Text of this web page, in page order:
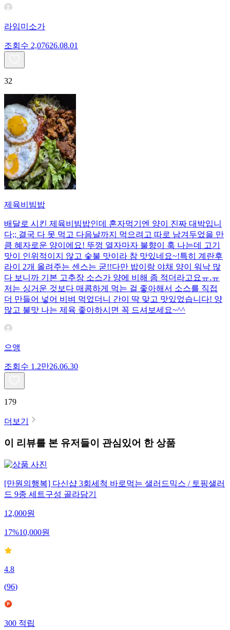
라임미소가
조회수 2,07626.08.01
32
제육비빔밥
배달로 시킨 제육비빔밥인데 혼자먹기엔 양이 진짜 대박입니
다;; 결국 다 못 먹고 다음날까지 먹으려고 따로 남겨두었을 만
큼 혜자로운 양이에요! 뚜껑 열자마자 불향이 훅 나는데 고기
맛이 인위적이지 않고 숯불 맛이라 참 맛있네요~!특히 계란후
라이 2개 올려주는 센스는 굳!! ​다만 밥이랑 야채 양이 워낙 많
다 보니까 기본 고추장 소스가 양에 비해 좀 적더라고요ㅠ.ㅠ
저는 싱거운 것보다 매콤하게 먹는 걸 좋아해서 소스를 직접
더 만들어 넣어 비벼 먹었더니 간이 딱 맞고 맛있었습니다! 양
많고 불맛 나는 제육 좋아하시면 꼭 드셔보세요~^^
으앵
조회수 1.2만26.06.30
179
더보기
이 리뷰를 본 유저들이 관심있어 한 상품
[만원의행복] 다신샵 3회세척 바로먹는 샐러드믹스 / 토핑샐러
드 9종 세트구성 골라담기
12,000원
17%10,000원
4.8
(96)
300 적립